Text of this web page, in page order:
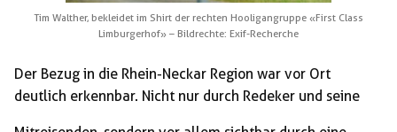
Tim Walther, bekleidet im Shirt der rechten Hooligangruppe «First Class
Limburgerhof» – Bildrechte: Exif-Recherche
Der Bezug in die Rhein-Neckar Region war vor Ort
deutlich erkennbar. Nicht nur durch Redeker und seine